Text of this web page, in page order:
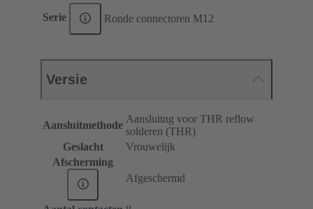
Serie Ronde connectoren M12
Versie
Aansluitmethode
Aansluitng voor THR reflow
solderen (THR)
Geslacht
Vrouwelijk
Afscherming
Afgeschermd